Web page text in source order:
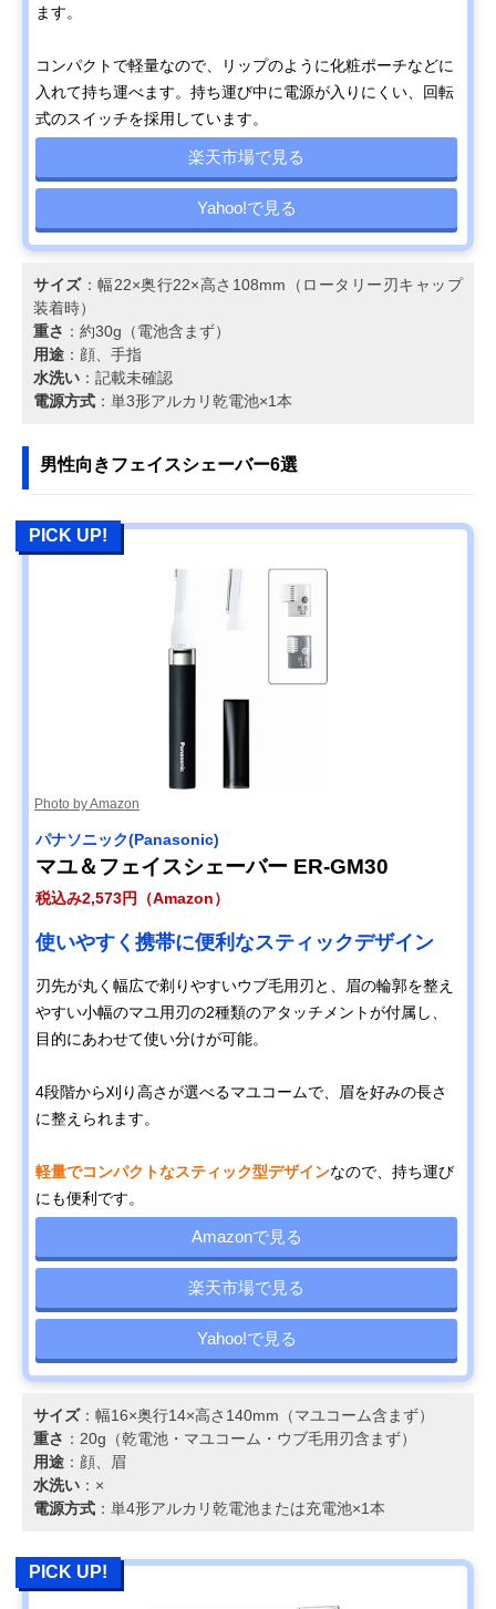
ます。
コンパクトで軽量なので、リップのように化粧ポーチなどに
入れて持ち運べます。持ち運び中に電源が入りにくい、回転
式のスイッチを採用しています。
楽天市場で見る
Yahoo!で見る
サイズ：幅22×奥行22×高さ108mm（ロータリー刃キャップ
装着時）
重さ ：約30g（電池含まず）
用途 ：顔、手指
水洗い ：記載未確認
電源方式 ：単3形アルカリ乾電池×1本
男性向きフェイスシェーバー6選
PICK UP!
Photo by Amazon
パナソニック(Panasonic)
マユ＆フェイスシェーバー ER-GM30
税込み2,573円（Amazon）
使いやすく携帯に便利なスティックデザイン
刃先が丸く幅広で剃りやすいウブ毛用刃と、眉の輪郭を整え
やすい小幅のマユ用刃の2種類のアタッチメントが付属し、
目的にあわせて使い分けが可能。
4段階から刈り高さが選べるマユコームで、眉を好みの長さ
に整えられます。
軽量でコンパクトなスティック型デザインなので、持ち運び
にも便利です。
Amazonで見る
楽天市場で見る
Yahoo!で見る
サイズ：幅16×奥行14×高さ140mm（マユコーム含まず）
重さ ：20g（乾電池・マユコーム・ウブ毛用刃含まず）
用途 ：顔、眉
水洗い ：×
電源方式 ：単4形アルカリ乾電池または充電池×1本
PICK UP!